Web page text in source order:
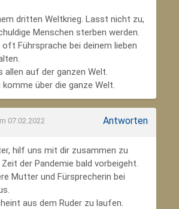
dritten Weltkrieg. Lasst nicht zu,
Menschen sterben werden.
Führsprache bei deinem lieben
auf der ganzen Welt.
über die ganze Welt.
07.02.2022 Antworten
hilf uns mit dir zusammen zu
der Pandemie bald vorbeigeht.
Mutter und Fürsprecherin bei
aus dem Ruder zu laufen.